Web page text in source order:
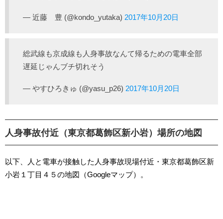
— 近藤 豊 (@kondo_yutaka) 2017年10月20日
総武線も京成線も人身事故なんて帰るための電車全部
遅延じゃんブチ切れそう
— やすひろきゅ (@yasu_p26) 2017年10月20日
人身事故付近（東京都葛飾区新小岩）場所の地図
以下、人と電車が接触した人身事故現場付近・東京都葛飾区新
小岩１丁目４５の地図（Googleマップ）。